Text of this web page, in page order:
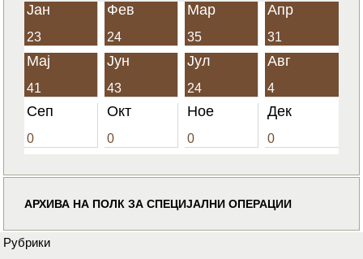
Јан
23
Фев
24
Мар
35
Апр
31
Мај
41
Јун
43
Јул
24
Авг
4
Сеп
0
Окт
0
Ное
0
Дек
0
АРХИВА НА ПОЛК ЗА СПЕЦИЈАЛНИ ОПЕРАЦИИ
Рубрики